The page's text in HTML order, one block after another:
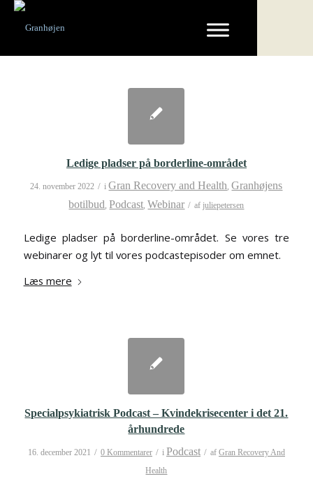
Ledige pladser på borderline-området
24. november 2022 / iGran Recovery and Health,Granhøjens
botilbud, Podcast, Webinar / af juliepetersen
Ledige pladser på borderline-området. Se vores tre
webinarer og lyt til vores podcastepisoder om emnet.
Læs mere
Specialpsykiatrisk Podcast – Kvindekrisecenter i det 21.
århundrede
16. december 2021 / 0 Kommentarer / i Podcast / af Gran Recovery And
Health